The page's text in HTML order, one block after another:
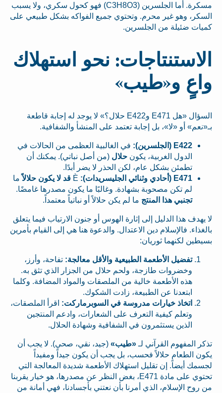
مسكرة. أما الجلسرين (C3H8O3) فهو كحول سكري، ولا يسبب
السكر، وهو غير محرم. وتحتوي جميع الفواكه بشكل طبيعي على
كميات ضئيلة من الجلسرين.
الاستنتاجات: نحو استهلاك
واعٍ و«طيب»
السؤال «هل E471 وE422 حلال؟» لا يوجد له إجابة قاطعة
بـ«نعم» أو «لا»، بل إجابة تعتمد على المنشأ والشفافية.
E422 (الجلسرين):
في الغالبية العظمى من الحالات في
الدول الغربية، يكون حلال (من أصل نباتي). يمكنك أن
تطمئن بشكل عام، لكن الحذر لا يضر أبدًا.
E471 (أحادي وثنائي الجليسريدات):
قد لا يكون حلالاًما
لم تكن مصحوبة بشهادة. وغالبًا ما يكون مصدرها غامضًا.
تجنبي هذا المنتج ما لم يكن حلالاً أو نباتياً معتمداً.
لا يهدف هذا الدليل إلى إثارة الهوس أو جنون الارتياب فيما يتعلق
بالغذاء. فالإسلام دين الاعتدال. والدعوة هنا هي إلى القيام بأمرين
بسيطين لكنهما ثوريان:
تفضيل الأطعمة الطبيعية والأقل معالجة: تفاحة، وأرز،
وخضروات طازجة، ولحم حلال من الجزار الذي تثق به.
هذه الأطعمة خالية من الملصقات والمواد المضافة. وكلما
ابتعدنا عن الطبيعة، زادت الشكوك.
اتخاذ خيارات مدروسة في السوبرماركت: اقرأ الملصقات،
وتعلم كيفية التعرف على الشعارات، وادعم المنتجين
الذين يستثمرون في الشفافية وشهادة الحلال.
تذكر المفهوم القرآني لـ «طيب» (جيد، نقي، صحي). لا يجب أن
يكون الطعام حلالاً فحسب، بل يجب أن يكون جيداً ومفيداً
لجسمك أيضاً. إن تقليل استهلاك الأطعمة شديدة المعالجة التي
تحتوي على مادة E471، بغض النظر عن مصدرها، هو خيار يقربنا
من روح الإسلام، الذي أمرنا بأن نعتني بأجسادنا، فهي أمانة من